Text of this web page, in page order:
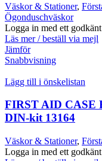
Väskor & Stationer,
Ögonduschväskor
Logga in med ett
Läs mer / beställ via mejl
Jämför
Snabbvisning
Lägg till i önskelistan
FIRST AID CASE
DIN-kit 13164
Väskor & Stationer,
Logga in med ett